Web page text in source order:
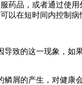
药品，或者通过使
以在短时间内控制病
致的这一现象，如
屑的产生，对健康